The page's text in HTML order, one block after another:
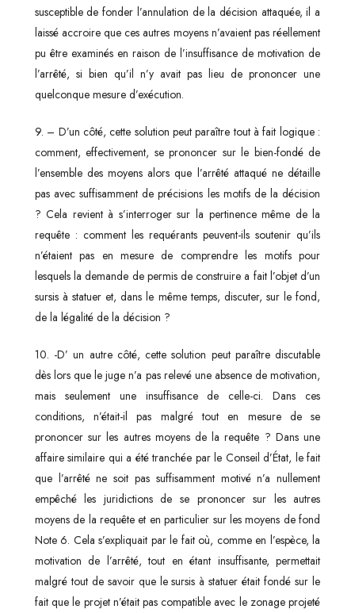
susceptible de fonder l’annulation de la décision attaquée, il a
laissé accroire que ces autres moyens n’avaient pas réellement
pu être examinés en raison de l’insuffisance de motivation de
l’arrêté, si bien qu’il n’y avait pas lieu de prononcer une
quelconque mesure d’exécution.
9. – D’un côté, cette solution peut paraître tout à fait logique :
comment, effectivement, se prononcer sur le bien-fondé de
l’ensemble des moyens alors que l’arrêté attaqué ne détaille
pas avec suffisamment de précisions les motifs de la décision
? Cela revient à s’interroger sur la pertinence même de la
requête : comment les requérants peuvent-ils soutenir qu’ils
n’étaient pas en mesure de comprendre les motifs pour
lesquels la demande de permis de construire a fait l’objet d’un
sursis à statuer et, dans le même temps, discuter, sur le fond,
de la légalité de la décision ?
10. -D’ un autre côté, cette solution peut paraître discutable
dès lors que le juge n’a pas relevé une absence de motivation,
mais seulement une insuffisance de celle-ci. Dans ces
conditions, n’était-il pas malgré tout en mesure de se
prononcer sur les autres moyens de la requête ? Dans une
affaire similaire qui a été tranchée par le Conseil d’État, le fait
que l’arrêté ne soit pas suffisamment motivé n’a nullement
empêché les juridictions de se prononcer sur les autres
moyens de la requête et en particulier sur les moyens de fond
Note 6. Cela s’expliquait par le fait où, comme en l’espèce, la
motivation de l’arrêté, tout en étant insuffisante, permettait
malgré tout de savoir que le sursis à statuer était fondé sur le
fait que le projet n’était pas compatible avec le zonage projeté